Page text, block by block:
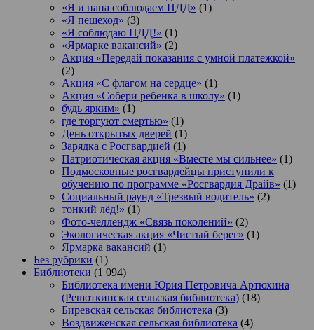
«Я и папа соблюдаем ПДД» (1)
«Я пешеход» (3)
«Я соблюдаю ПДД!» (1)
«Ярмарке вакансий» (2)
Акция «Передай показания с умной платежкой»
(2)
Акция «С флагом на сердце» (1)
Акция «Собери ребенка в школу» (1)
будь ярким» (1)
где торгуют смертью» (1)
День открытых дверей (1)
Зарядка с Росгвардией (1)
Патриотическая акция «Вместе мы сильнее» (1)
Подмосковные росгвардейцы приступили к
обучению по программе «Росгвардия Драйв» (1)
Социальный раунд «Трезвый водитель» (2)
тонкий лёд!» (1)
Фото-челлендж «Связь поколений» (2)
Экологическая акция «Чистый берег» (1)
Ярмарка вакансий (1)
Без рубрики (1)
Библиотеки (1 094)
Библиотека имени Юрия Петровича Артюхина
(Решоткинская сельская библиотека) (18)
Биревская сельская библиотека (3)
Воздвиженская сельская библиотека (4)